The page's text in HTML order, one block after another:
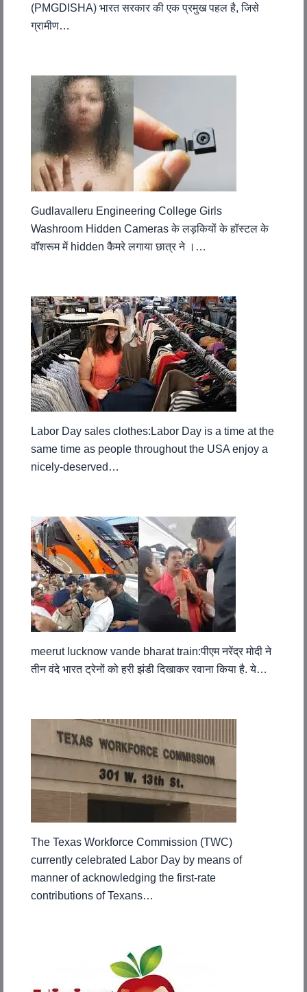
(PMGDISHA) भारत सरकार की एक प्रमुख पहल है, जिसे
ग्रामीण…
Gudlavalleru Engineering College Girls
Washroom Hidden Cameras के लड़कियों के हॉस्टल के
वॉशरूम में hidden कैमरे लगाया छात्र ने ।…
Labor Day sales clothes:Labor Day is a time at the
same time as people throughout the USA enjoy a
nicely-deserved…
meerut lucknow vande bharat train:पीएम नरेंद्र मोदी ने
तीन वंदे भारत ट्रेनों को हरी झंडी दिखाकर रवाना किया है. ये…
The Texas Workforce Commission (TWC)
currently celebrated Labor Day by means of
manner of acknowledging the first-rate
contributions of Texans…